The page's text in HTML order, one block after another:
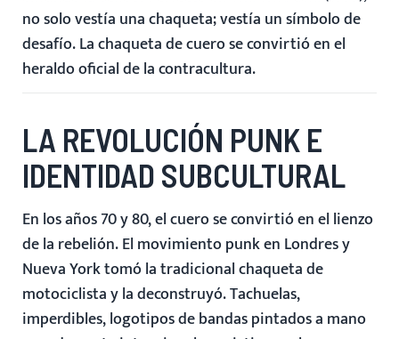
no solo vestía una chaqueta; vestía un símbolo de
desafío. La chaqueta de cuero se convirtió en el
heraldo oficial de la contracultura.
LA REVOLUCIÓN PUNK E
IDENTIDAD SUBCULTURAL
En los años 70 y 80, el cuero se convirtió en el lienzo
de la rebelión. El movimiento punk en Londres y
Nueva York tomó la tradicional chaqueta de
motociclista y la deconstruyó. Tachuelas,
imperdibles, logotipos de bandas pintados a mano